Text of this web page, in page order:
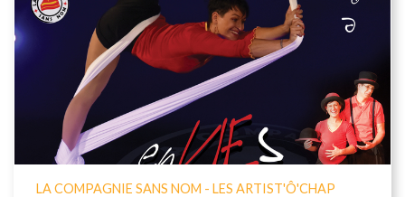
LA COMPAGNIE SANS NOM - LES ARTIST'Ô'CHAP